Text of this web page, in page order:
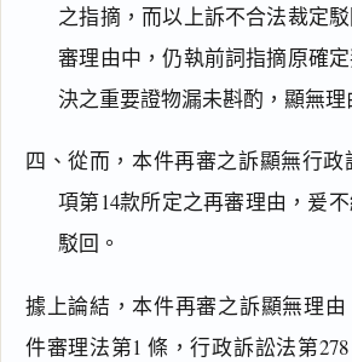
之指摘，而以上訴不合法裁定
審理由中，仍執前詞指摘原確
決之重要證物漏未斟酌，顯無理
四、從而，本件再審之訴顯無行政
項第14款所定之再審理由，爰
駁回。
據上論結，本件再審之訴顯無理
件審理法第1 條，行政訴訟法第